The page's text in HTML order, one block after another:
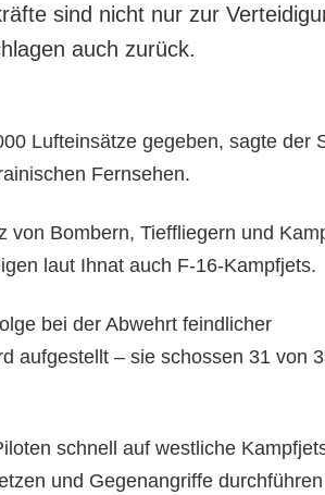
sind nicht nur zur
auch zurück.
Lufteinsätze gegeben, sagte der
Fernsehen.
von Bombern, Tieffliegern und
laut Ihnat auch F-16-
bei der Abwehrt feindlicher
aufgestellt – sie schossen 31 von
schnell auf westliche
und Gegenangriffe durchführen